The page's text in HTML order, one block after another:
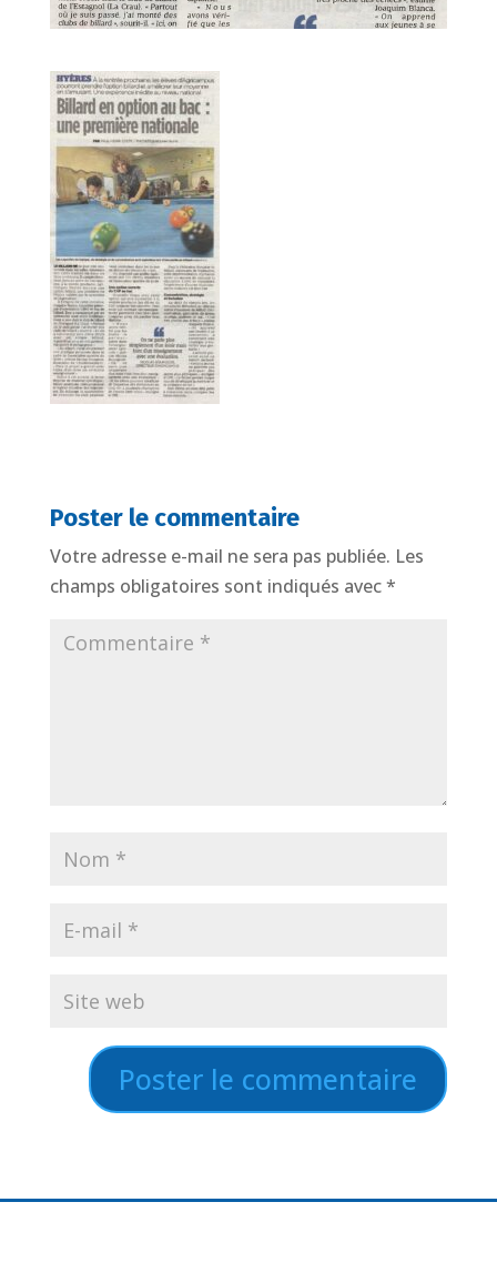
Poster le commentaire
Votre adresse e-mail ne sera pas publiée. Les
champs obligatoires sont indiqués avec*